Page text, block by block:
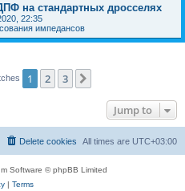
на стандартных дросселях
22:35
импедансов
1 2 3
Jump to
All times are UTC+03:00
Delete cookies
Software © phpBB Limited
| Terms